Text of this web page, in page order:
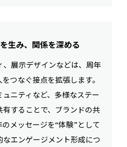
生み、関係を深める
、展示デザインなどは、周年
つなぐ接点を拡張します。
ニティなど、多様なステー
することで、ブランドの共
メッセージを“体験”として
エンゲージメント形成につ